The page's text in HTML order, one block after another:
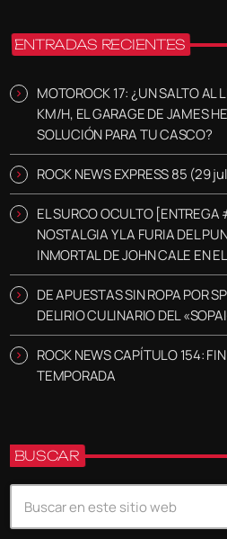
ENTRADAS RECIENTES
MOTOROCK 17: ¿UN SALTO AL
KM/H, EL GARAGE DE JAMES
SOLUCIÓN PARA TU CASCO?
ROCK NEWS EXPRESS 85 (29
EL SURCO OCULTO
NOSTALGIA Y LA FURIA DEL
INMORTAL DE JOHN CALE EN
DE APUESTAS SIN ROPA POR
DELIRIO CULINARIO DEL
ROCK NEWS CAPÍTULO 154:
TEMPORADA
BUSCAR